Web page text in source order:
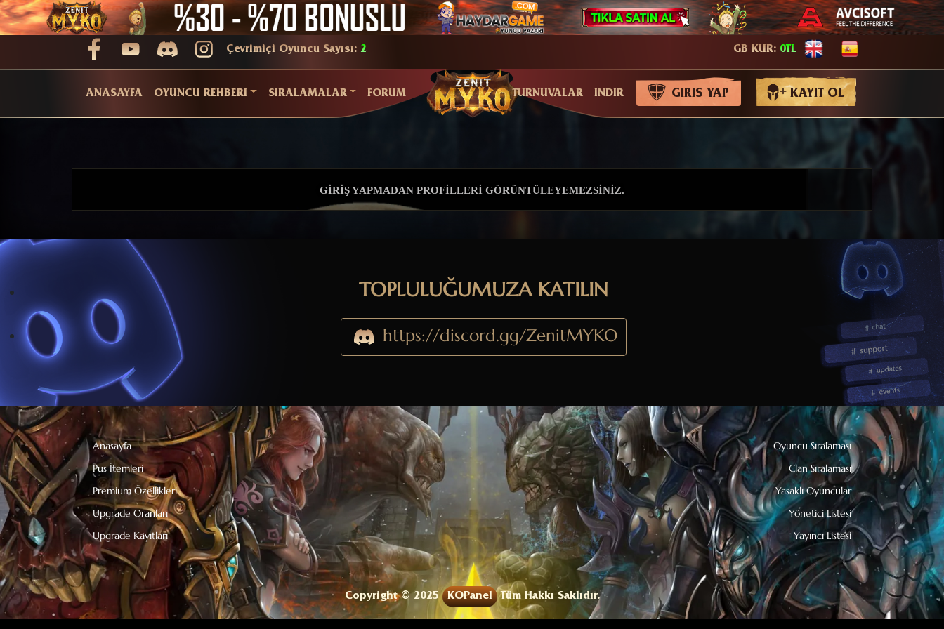
Çevrimiçi Oyuncu Sayısı: 2 GB KUR: 0TL
ANASAYFA OYUNCU REHBERI SIRALAMALAR FORUM TURNUVALAR INDIR GIRIS YAP KAYIT OL
GIRIŞ YAPMADAN PROFILLERI GÖRÜNTÜLEYEMEZSINIZ.
TOPLULUĞUMUZA KATILIN
https://discord.gg/ZenitMYKO
Anasayfa
Pus İtemleri
Premium Özellikleri
Upgrade Oranları
Upgrade Kayıtları
Oyuncu Sıralaması
Clan Sıralaması
Yasaklı Oyuncular
Yönetici Listesi
Yayıncı Listesi
Copyright © 2025 KOPanel Tüm Hakkı Saklıdır.